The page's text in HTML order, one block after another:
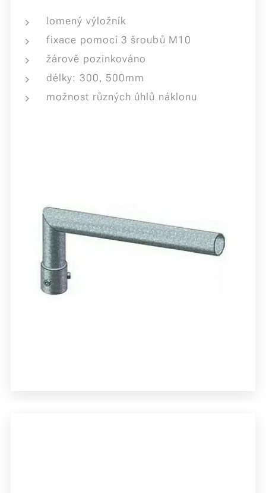
lomený výložník
fixace pomocí 3 šroubů M10
žárově pozinkováno
délky: 300, 500mm
možnost různých úhlů náklonu